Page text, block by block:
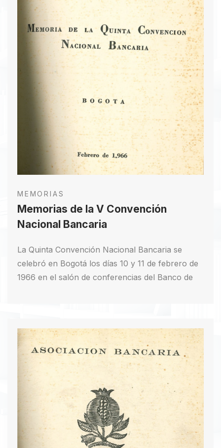
MEMORIAS
Memorias de la V Convención
Nacional Bancaria
La Quinta Convención Nacional Bancaria se
celebró en Bogotá los días 10 y 11 de febrero de
1966 en el salón de conferencias del Banco de
sesiones plenarias para permitir la participación
de todos los delegados en los diversos temas. El
evento fue inaugurado por el Superintendente
Bancario, doctor Alfonso Muñoz Botero, quien
destacó la seguridad bancaria, la formación de
funcionarios y la necesidad de un estatuto sobre
crédito agropecuario. Se discutió el régimen de
inversiones forzosas y se designó una comisión
para elaborar una propuesta, que fue aprobada